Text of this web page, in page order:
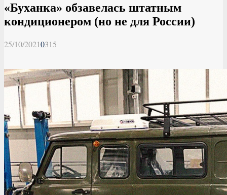
«Буханка» обзавелась штатным
кондиционером (но не для России)
25/10/20210315